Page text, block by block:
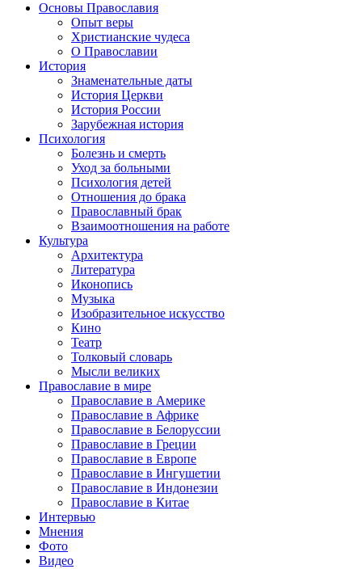
Основы Православия
Опыт веры
Христианские чудеса
О Православии
История
Знаменательные даты
История Церкви
История России
Зарубежная история
Психология
Болезнь и смерть
Уход за больными
Психология детей
Отношения до брака
Православный брак
Взаимоотношения на работе
Культура
Архитектура
Литература
Иконопись
Музыка
Изобразительное искусство
Кино
Театр
Толковый словарь
Мысли великих
Православие в мире
Православие в Америке
Православие в Африке
Православие в Белоруссии
Православие в Греции
Православие в Европе
Православие в Ингушетии
Православие в Индонезии
Православие в Китае
Интервью
Мнения
Фото
Видео